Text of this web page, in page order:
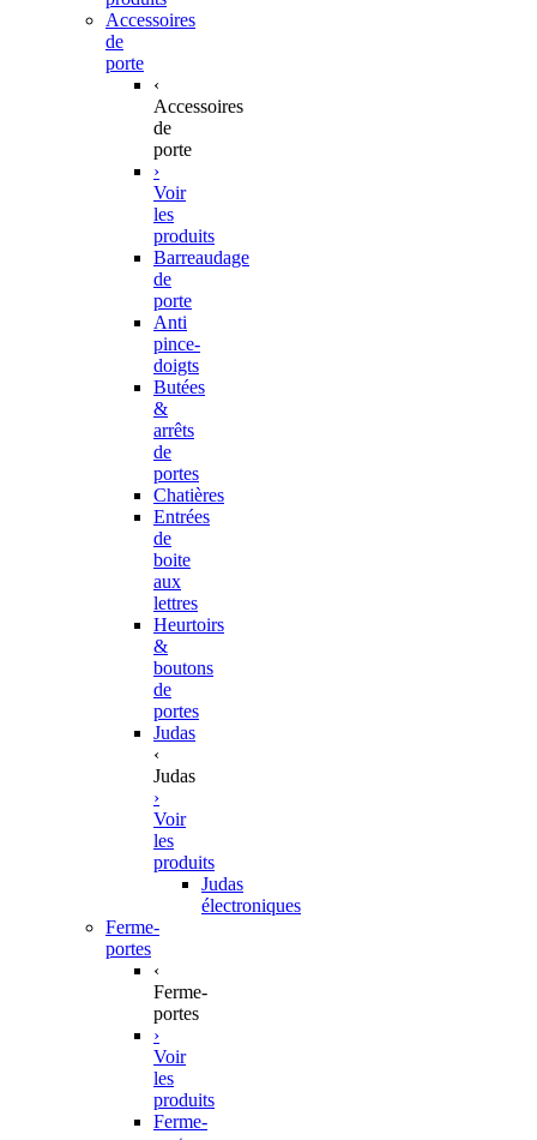
Accessoires
de
porte
‹
Accessoires
de
porte
›
Voir
les
produits
Barreaudage
de
porte
Anti
pince-
doigts
Butées
&
arrêts
de
portes
Chatières
Entrées
de
boite
aux
lettres
Heurtoirs
&
boutons
de
portes
Judas
‹
Judas
›
Voir
les
produits
Judas
électroniques
Ferme-
portes
‹
Ferme-
portes
›
Voir
les
produits
Ferme-